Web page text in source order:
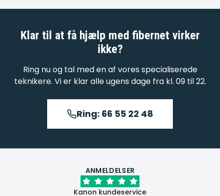
Klar til at få hjælp med fibernet virker
ikke?
Ring nu og tal med en af vores specialiserede
teknikere. Vi er klar alle ugens dage fra kl. 09 til 22.
Ring: 66 55 22 48
ANMELDELSER
Kanon kundeservice